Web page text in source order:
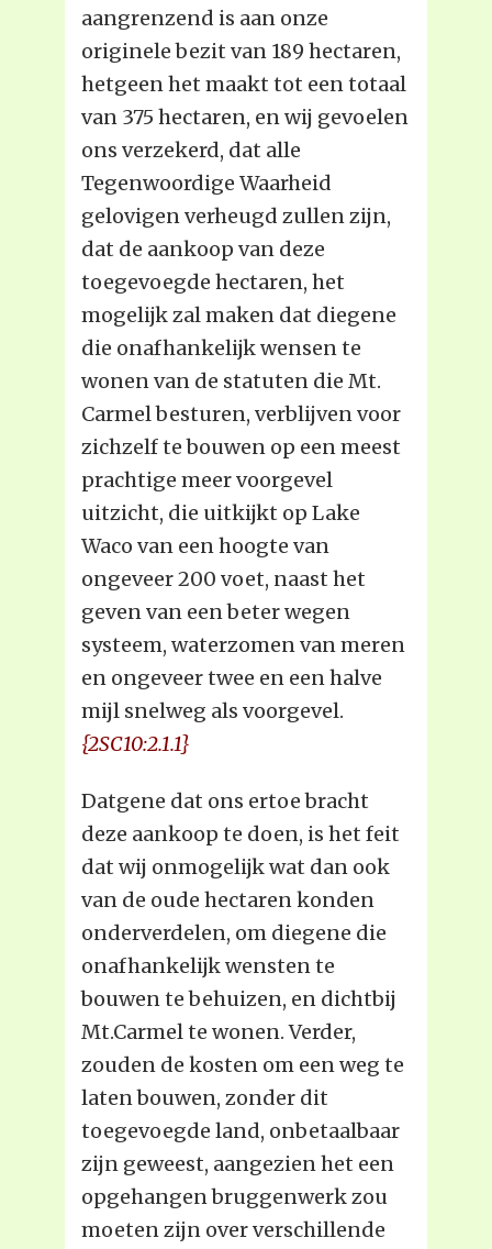
aangrenzend is aan onze
originele bezit van 189 hectaren,
hetgeen het maakt tot een totaal
van 375 hectaren, en wij gevoelen
ons verzekerd, dat alle
Tegenwoordige Waarheid
gelovigen verheugd zullen zijn,
dat de aankoop van deze
toegevoegde hectaren, het
mogelijk zal maken dat diegene
die onafhankelijk wensen te
wonen van de statuten die Mt.
Carmel besturen, verblijven voor
zichzelf te bouwen op een meest
prachtige meer voorgevel
uitzicht, die uitkijkt op Lake
Waco van een hoogte van
ongeveer 200 voet, naast het
geven van een beter wegen
systeem, waterzomen van meren
en ongeveer twee en een halve
mijl snelweg als voorgevel.
{2SC10:2.1.1}
Datgene dat ons ertoe bracht
deze aankoop te doen, is het feit
dat wij onmogelijk wat dan ook
van de oude hectaren konden
onderverdelen, om diegene die
onafhankelijk wensten te
bouwen te behuizen, en dichtbij
Mt.Carmel te wonen. Verder,
zouden de kosten om een weg te
laten bouwen, zonder dit
toegevoegde land, onbetaalbaar
zijn geweest, aangezien het een
opgehangen bruggenwerk zou
moeten zijn over verschillende